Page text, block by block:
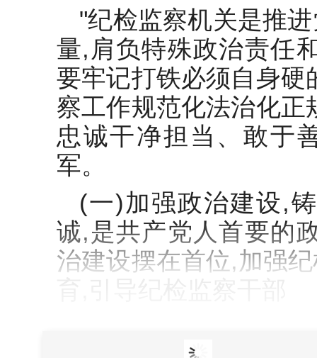
"纪检监察机关是推
量,肩负特殊政治责任
要牢记打铁必须自身硬
察工作规范化法治化
忠诚干净担当、敢于
军。
(一)加强政治建设,
诚,是共产党人首要的
治建设摆在首位,加强